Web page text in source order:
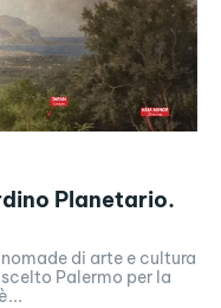
Planetario.
di arte e cultura
Palermo per la